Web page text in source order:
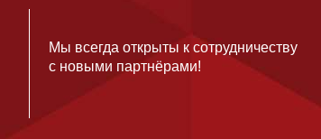
Мы всегда открыты к сотрудничеству
с новыми партнёрами!